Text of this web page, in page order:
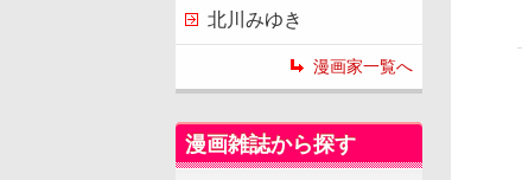
北川みゆき
漫画家一覧へ
漫画雑誌から探す